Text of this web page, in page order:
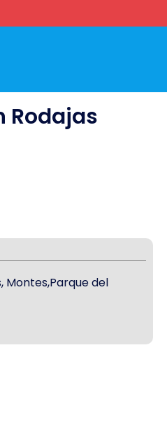
Rodajas
Montes,Parque del